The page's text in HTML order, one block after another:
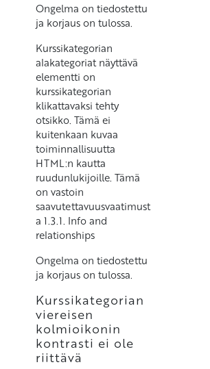
Ongelma on tiedostettu
ja korjaus on tulossa.
Kurssikategorian
alakategoriat näyttävä
elementti on
kurssikategorian
klikattavaksi tehty
otsikko. Tämä ei
kuitenkaan kuvaa
toiminnallisuutta
HTML:n kautta
ruudunlukijoille. Tämä
on vastoin
saavutettavuusvaatimust
a 1.3.1. Info and
relationships
Ongelma on tiedostettu
ja korjaus on tulossa.
Kurssikategorian
viereisen
kolmioikonin
kontrasti ei ole
riittävä